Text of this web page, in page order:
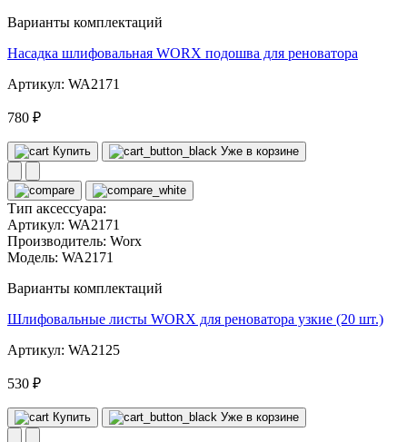
Варианты комплектаций
Насадка шлифовальная WORX подошва для реноватора
Артикул: WA2171
780 ₽
Купить Уже в корзине
Тип аксессуара:
Артикул: WA2171
Производитель: Worx
Модель: WA2171
Варианты комплектаций
Шлифовальные листы WORX для реноватора узкие (20 шт.)
Артикул: WA2125
530 ₽
Купить Уже в корзине